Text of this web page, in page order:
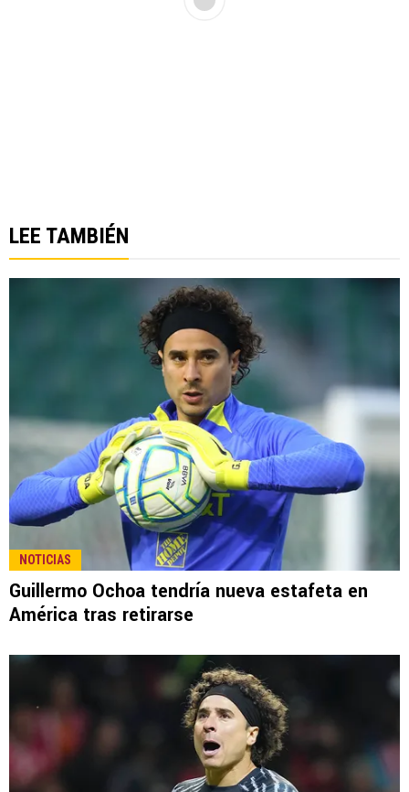
LEE TAMBIÉN
NOTICIAS
Guillermo Ochoa tendría nueva estafeta en
América tras retirarse